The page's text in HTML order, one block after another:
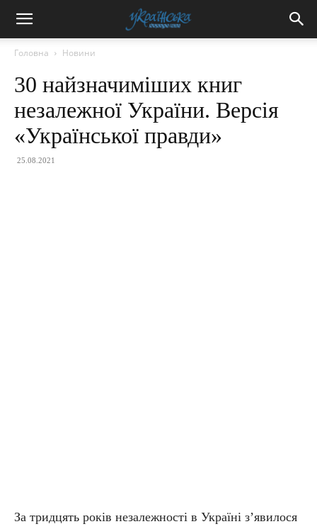
Головна Новини
30 найзначиміших книг
незалежної України. Версія
«Української правди»
25.08.2021
За тридцять років незалежності в Україні з’явилося